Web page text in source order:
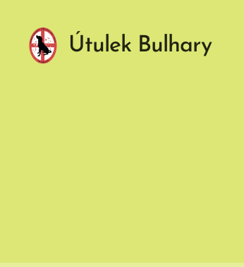
Útulek Bulhary